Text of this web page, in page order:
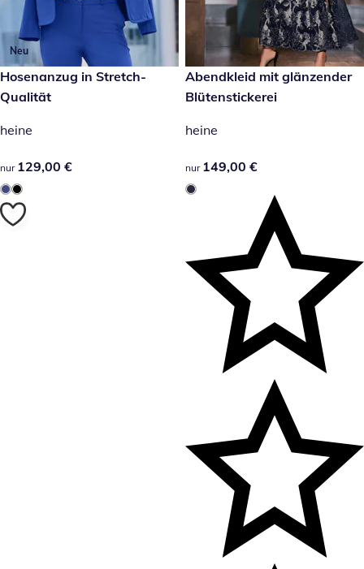
Neu
129,00 €
Hosenanzug in Stretch-
Qualität
heine
129,00 €
nur 129,00 €
149,00 €
Abendkleid mit glänzender
Blütenstickerei
heine
149,00 €
nur 149,00 €